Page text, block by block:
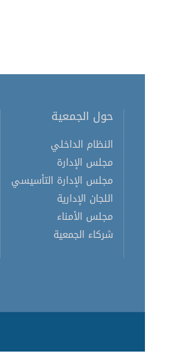
حول الجمعية
النظام الداخلي
مجلس الإدارة
مجلس الإدارة التأسيسي
اللجان الإدارية
مجلس الأمناء
شركاء الجمعية